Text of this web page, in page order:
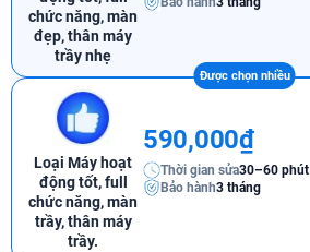
chức năng, màn
đẹp, thân máy
trầy nhẹ
Loại Máy hoạt
động tốt, full
chức năng, màn
trầy, thân máy
trầy.
590,000₫
Thời gian sửa30–60 phút
Bảo hành3 tháng